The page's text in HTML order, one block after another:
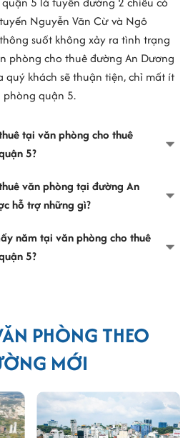
Nguyễn Văn Cừ và Ngô
suốt không xảy ra tình trạng
phòng cho thuê đường An Dương
quý khách sẽ thuận tiện, chỉ mất ít
quận 5.
tại văn phòng cho thuê
5?
văn phòng tại đường An
hỗ trợ những gì?
năm tại văn phòng cho thuê
5?
PHÒNG THEO
MỚI